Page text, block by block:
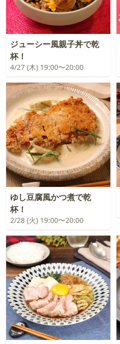
ジューシー風親子丼で乾
杯！
4/27 (木) 19:00〜20:00
ゆし豆腐風かつ煮で乾
杯！
2/28 (火) 19:00〜20:00